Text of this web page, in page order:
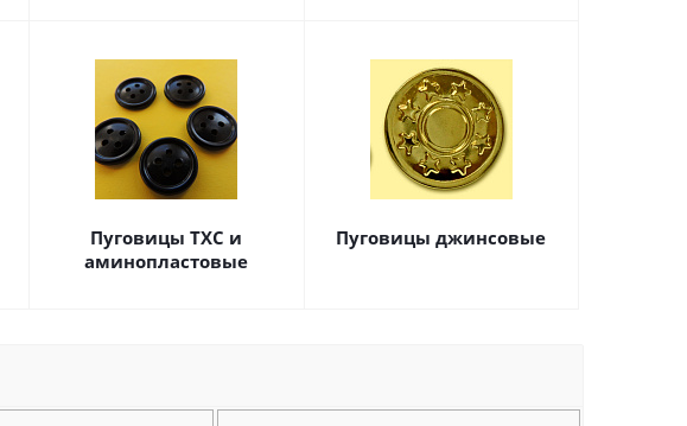
Пуговицы ТХС и
аминопластовые
Пуговицы джинсовые